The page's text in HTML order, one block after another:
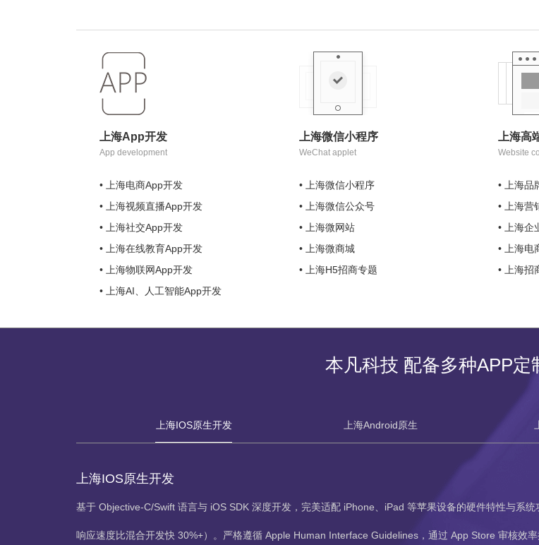
上海App开发
App development
• 上海电商App开发
• 上海视频直播App开发
• 上海社交App开发
• 上海在线教育App开发
• 上海物联网App开发
• 上海AI、人工智能App开发
上海微信小程序
WeChat applet
• 上海微信小程序
• 上海微信公众号
• 上海微网站
• 上海微商城
• 上海H5招商专题
上海高
Website
• 上海品
• 上海营
• 上海企
• 上海电
• 上海招
本凡科技 配备多种APP定
上海IOS原生开发 上海Android原生
上海IOS原生开发
基于 Objective-C/Swift 语言与 iOS SDK 深度开发，完美适配 iPhone、iPad 等苹果设备的硬件特性与系
响应速度比混合开发快 30%+）。严格遵循 Apple Human Interface Guidelines，通过 App Store 审核效